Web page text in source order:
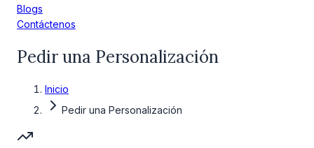
Blogs
Contáctenos
Pedir una Personalización
Inicio
Pedir una Personalización